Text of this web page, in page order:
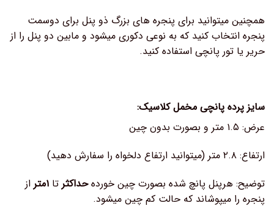
همچنین میتوانید برای پنجره های بزرگ ذو پنل برای دوسمت
پنجره انتخاب کنید که به نوعی دکوری میشود و مابین دو پنل را از
حریر یا تور پانچی استفاده کنید.
سایز پرده پانچی مخمل کلاسیک:
عرض: ۱.۵ متر و بصورت بدون چین
ارتفاع: ۲.۸ متر (میتوانید ارتفاع دلخواه را سفارش دهید)
توضیح: هرپنل پانچ شده بصورت چین خوردهحداکثر تا ۱متر
از
پنجره را میپوشاند که حالت کم چین میشود.